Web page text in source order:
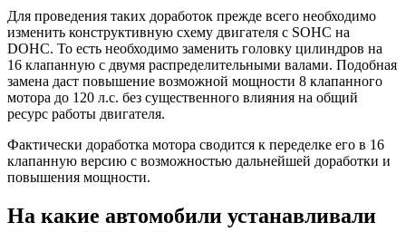
Для проведения таких доработок прежде всего необходимо
изменить конструктивную схему двигателя с SOHC на
DOHC. То есть необходимо заменить головку цилиндров на
16 клапанную с двумя распределительными валами. Подобная
замена даст повышение возможной мощности 8 клапанного
мотора до 120 л.с. без существенного влияния на общий
ресурс работы двигателя.
Фактически доработка мотора сводится к переделке его в 16
клапанную версию с возможностью дальнейшей доработки и
повышения мощности.
На какие автомобили устанавливали